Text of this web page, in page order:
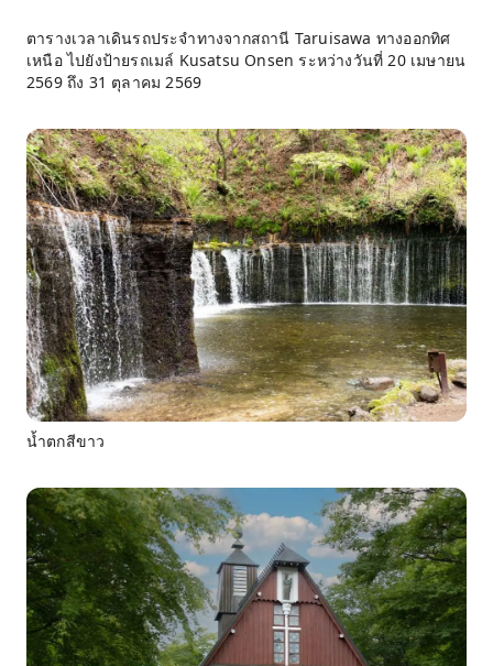
ตารางเวลาเดินรถประจำทางจากสถานี Taruisawa ทางออกทิศ
เหนือ ไปยังป้ายรถเมล์ Kusatsu Onsen ระหว่างวันที่ 20 เมษายน
2569 ถึง 31 ตุลาคม 2569
น้ำตกสีขาว